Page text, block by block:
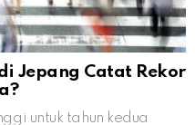
Jepang Catat Rekor
untuk tahun kedua